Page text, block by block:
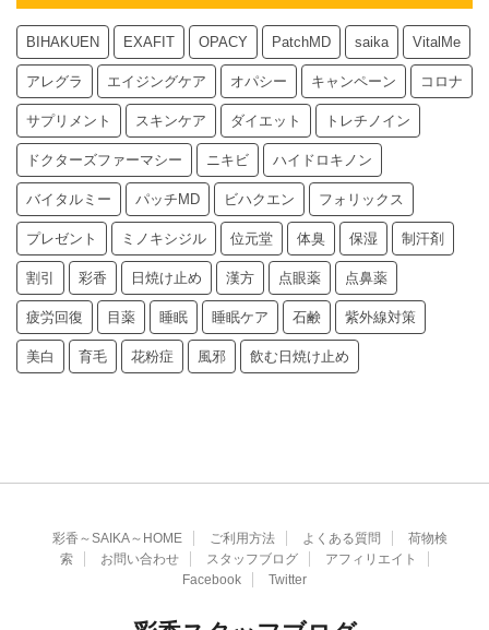
BIHAKUEN EXAFIT OPACY PatchMD saika VitalMe
アレグラ エイジングケア オパシー キャンペーン コロナ
サプリメント スキンケア ダイエット トレチノイン
ドクターズファーマシー ニキビ ハイドロキノン
バイタルミー パッチMD ビハクエン フォリックス
プレゼント ミノキシジル 位元堂 体臭 保湿 制汗剤
割引 彩香 日焼け止め 漢方 点眼薬 点鼻薬
疲労回復 目薬 睡眠 睡眠ケア 石鹸 紫外線対策
美白 育毛 花粉症 風邪 飲む日焼け止め
彩香～SAIKA～HOME ご利用方法 よくある質問
荷物検
索
お問い合わせ スタッフブログ
アフィリエイト
Facebook
Twitter